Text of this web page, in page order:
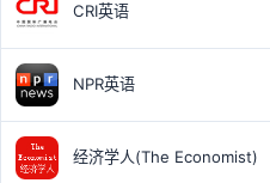
CRI英语
NPR英语
经济学人(The Economist)